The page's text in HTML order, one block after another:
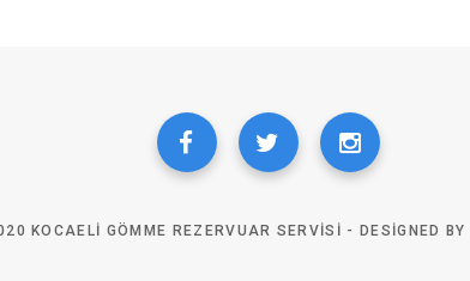
KOCAELI GÖMME REZERVUAR SERVISI - DESIGNED BY